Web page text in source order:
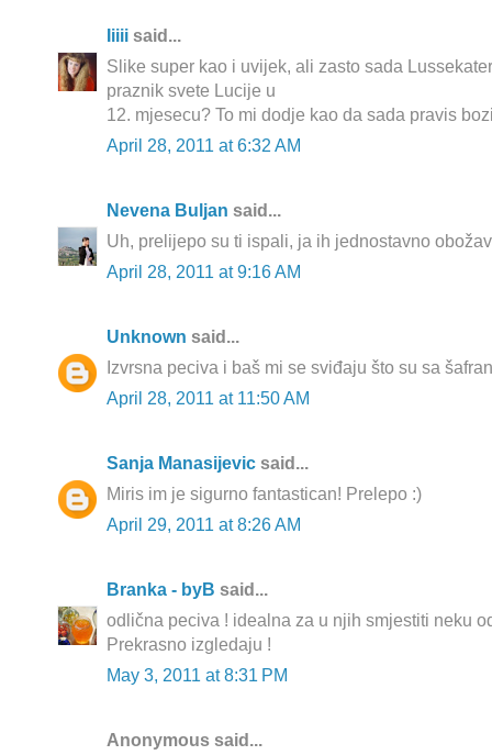
Iiiii said...
Slike super kao i uvijek, ali zasto sada
praznik svete Lucije u
12. mjesecu? To mi dodje kao da sada pravis
April 28, 2011 at 6:32 AM
Nevena Buljan said...
Uh, prelijepo su ti ispali, ja ih jednostavno
April 28, 2011 at 9:16 AM
Unknown said...
Izvrsna peciva i baš mi se sviđaju što su sa
April 28, 2011 at 11:50 AM
Sanja Manasijevic said...
Miris im je sigurno fantastican! Prelepo :)
April 29, 2011 at 8:26 AM
Branka - byB said...
odlična peciva ! idealna za u njih smjestiti neku
Prekrasno izgledaju !
May 3, 2011 at 8:31 PM
Anonymous said...